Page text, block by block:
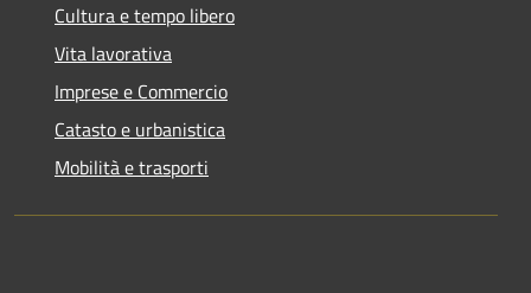
Cultura e tempo libero
Vita lavorativa
Imprese e Commercio
Catasto e urbanistica
Mobilità e trasporti